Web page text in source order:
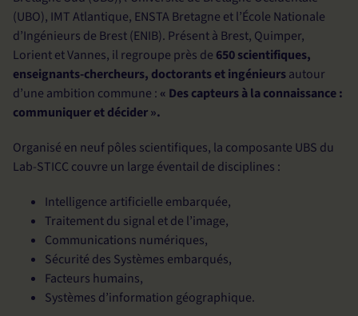
(UBO), IMT Atlantique, ENSTA Bretagne et l’École Nationale
d’Ingénieurs de Brest (ENIB). Présent à Brest, Quimper,
Lorient et Vannes, il regroupe près de 650 scientifiques,
enseignants-chercheurs, doctorants et ingénieursautour
d’une ambition commune : « Des capteurs à la connaissance :
communiquer et décider ».
Organisé en neuf pôles scientifiques, la composante UBS du
Lab-STICC couvre un large éventail de disciplines :
Intelligence artificielle embarquée,
Traitement du signal et de l’image,
Communications numériques,
Sécurité des Systèmes embarqués,
Facteurs humains,
Systèmes d’information géographique.